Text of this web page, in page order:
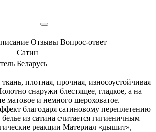
Отзывы Вопрос-ответ
Сатин
Беларусь
плотная, прочная, износоустойчивая
снаружи блестящее, гладкое, а на
матовое и немного шероховатое.
благодаря сатиновому переплетению
из сатина считается гигиеничным –
реакции Материал «дышит»,